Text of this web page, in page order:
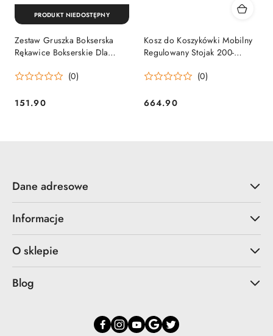
Zestaw Gruszka Bokserska
Rękawice Bokserskie Dla
(0)
Cena:
151.90
PRODUKT NIEDOSTĘPNY
Kosz do Koszykówki Mobilny
Regulowany Stojak 200-
(0)
Cena:
664.90
Dane adresowe
Informacje
O sklepie
Blog